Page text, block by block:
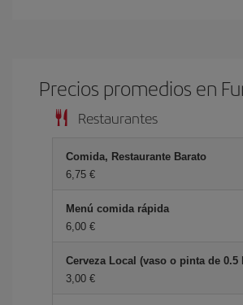
Precios promedios en
Restaurantes
Comida, Restaurante Barato
6,75 €
Menú comida rápida
6,00 €
Cerveza Local (vaso o pinta de 0.5
3,00 €